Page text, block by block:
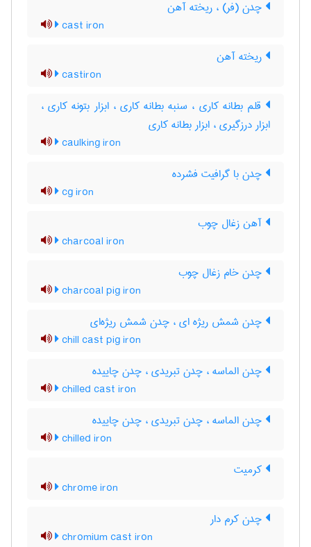
چدن (فر) ، ریخته آهن
cast iron
ریخته آهن
castiron
قلم بطانه کاری ، سنبه بطانه کاری ، ابزار بتونه کاری ،
ابزار درزگیری ، ابزار بطانه کاری
caulking iron
چدن با گرافیت فشرده
cg iron
آهن زغال چوب
charcoal iron
چدن خام زغال چوب
charcoal pig iron
چدن شمش ریژه ای ، چدن شمش ریژه‌ای
chill cast pig iron
چدن الماسه ، چدن تبریدی ، چدن چاییده
chilled cast iron
چدن الماسه ، چدن تبریدی ، چدن چاییده
chilled iron
کرمیت
chrome iron
چدن کرم دار
chromium cast iron